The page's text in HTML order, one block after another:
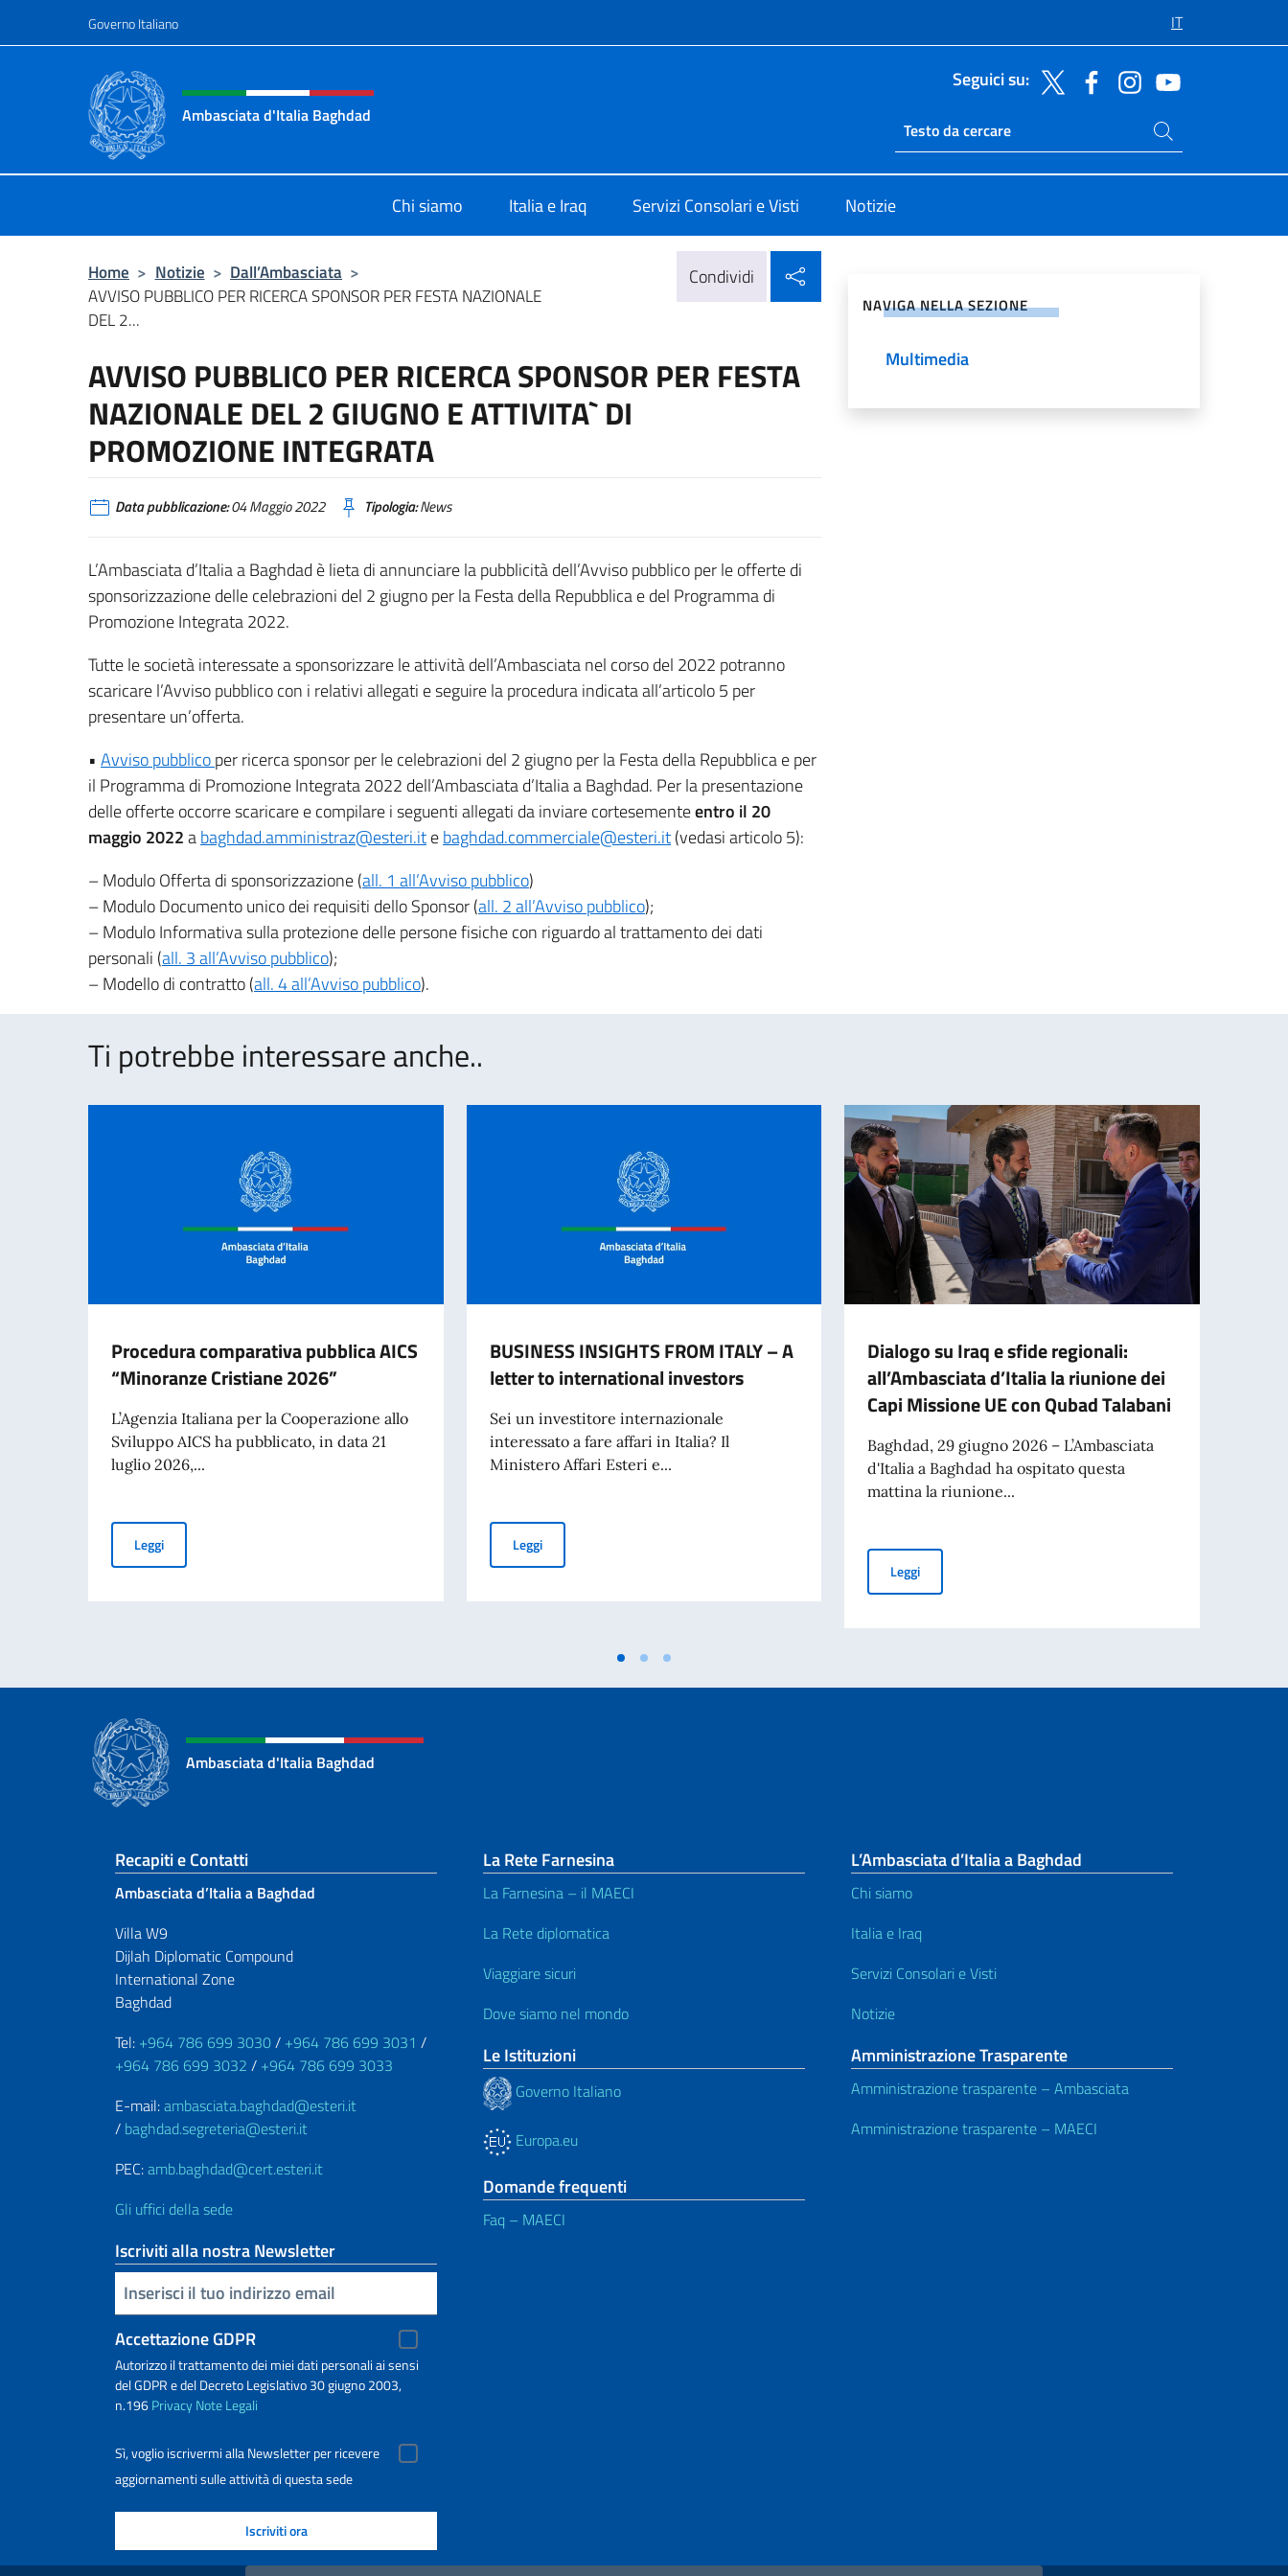
Governo Italiano IT
Intestazione sito, social e menù
Ambasciata d'Italia Baghdad
Seguici su:
Ricerca sito live
Cerca nel sito
Chi siamo Italia e Iraq Servizi Consolari e Visti Notizie
Home > Notizie > Dall’Ambasciata >
AVVISO PUBBLICO PER RICERCA SPONSOR PER FESTA NAZIONALE
DEL 2...
Condividi
AVVISO PUBBLICO PER RICERCA SPONSOR PER FESTA
NAZIONALE DEL 2 GIUGNO E ATTIVITA` DI
PROMOZIONE INTEGRATA
Data pubblicazione:04 Maggio 2022 Tipologia:News
L’Ambasciata d’Italia a Baghdad è lieta di annunciare la pubblicità dell’Avviso pubblico per le offerte di
sponsorizzazione delle celebrazioni del 2 giugno per la Festa della Repubblica e del Programma di
Promozione Integrata 2022.
Tutte le società interessate a sponsorizzare le attività dell’Ambasciata nel corso del 2022 potranno
scaricare l’Avviso pubblico con i relativi allegati e seguire la procedura indicata all’articolo 5 per
presentare un’offerta.
• Avviso pubblicoper ricerca sponsor per le celebrazioni del 2 giugno per la Festa della Repubblica e per
il Programma di Promozione Integrata 2022 dell’Ambasciata d’Italia a Baghdad. Per la presentazione
delle offerte occorre scaricare e compilare i seguenti allegati da inviare cortesementeentro il 20
maggio 2022abaghdad.amministraz@esteri.itebaghdad.commerciale@esteri.it(vedasi articolo 5):
– Modulo Offerta di sponsorizzazione (all. 1 all’Avviso pubblico)
– Modulo Documento unico dei requisiti dello Sponsor (all. 2 all’Avviso pubblico);
– Modulo Informativa sulla protezione delle persone fisiche con riguardo al trattamento dei dati
personali (all. 3 all’Avviso pubblico);
– Modello di contratto (all. 4 all’Avviso pubblico).
NAVIGA NELLA SEZIONE
Multimedia
Ti potrebbe interessare anche..
Procedura comparativa pubblica AICS
“Minoranze Cristiane 2026”
L’Agenzia Italiana per la Cooperazione allo
Sviluppo AICS ha pubblicato, in data 21
luglio 2026,...
LeggiProcedura comparativa pubblica AICS “Minoranze Cristiane 2026”
BUSINESS INSIGHTS FROM ITALY – A
letter to international investors
Sei un investitore internazionale
interessato a fare affari in Italia? Il
Ministero Affari Esteri e...
LeggiBUSINESS INSIGHTS FROM ITALY – A letter to international investors
Dialogo su Iraq e sfide regionali:
all’Ambasciata d’Italia la riunione dei
Capi Missione UE con Qubad Talabani
Baghdad, 29 giugno 2026 – L’Ambasciata
d'Italia a Baghdad ha ospitato questa
mattina la riunione...
LeggiDialogo su Iraq e sfide regionali: all’Ambasciata d’Italia la
Ambasciata d'Italia Baghdad
Sezione footer
Recapiti e Contatti
Ambasciata d’Italia a Baghdad
Villa W9
Dijlah Diplomatic Compound
International Zone
Baghdad
Tel: +964 786 699 3030/ +964 786 699 3031 /
+964 786 699 3032 / +964 786 699 3033
E-mail:ambasciata.baghdad@esteri.it
/ baghdad.segreteria@esteri.it
PEC:amb.baghdad@cert.esteri.it
Gli uffici della sede
Iscriviti alla nostra Newsletter
Inserisci la tua email
Accettazione GDPR
Autorizzo il trattamento dei miei dati personali ai sensi
del GDPR e del Decreto Legislativo 30 giugno 2003,
n.196PrivacyNote Legali
Sì, voglio iscrivermi alla Newsletter per ricevere
aggiornamenti sulle attività di questa sede
La Rete Farnesina
La Farnesina – il MAECI
La Rete diplomatica
Viaggiare sicuri
Dove siamo nel mondo
Le Istituzioni
Governo Italiano
Europa.eu
Domande frequenti
Faq – MAECI
L’Ambasciata d’Italia a Baghdad
Chi siamo
Italia e Iraq
Servizi Consolari e Visti
Notizie
Amministrazione Trasparente
Amministrazione trasparente – Ambasciata
Amministrazione trasparente – MAECI